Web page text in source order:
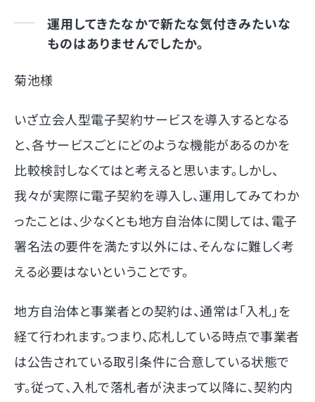
運用してきたなかで新たな気付きみたいな
ものはありませんでしたか。
菊池様
いざ立会人型電子契約サービスを導入するとなる
と、各サービスごとにどのような機能があるのかを
比較検討しなくてはと考えると思います。しかし、
我々が実際に電子契約を導入し、運用してみてわか
ったことは、少なくとも地方自治体に関しては、電子
署名法の要件を満たす以外には、そんなに難しく考
える必要はないということです。
地方自治体と事業者との契約は、通常は「入札」を
経て行われます。つまり、応札している時点で事業者
は公告されている取引条件に合意している状態で
す。従って、入札で落札者が決まって以降に、契約内